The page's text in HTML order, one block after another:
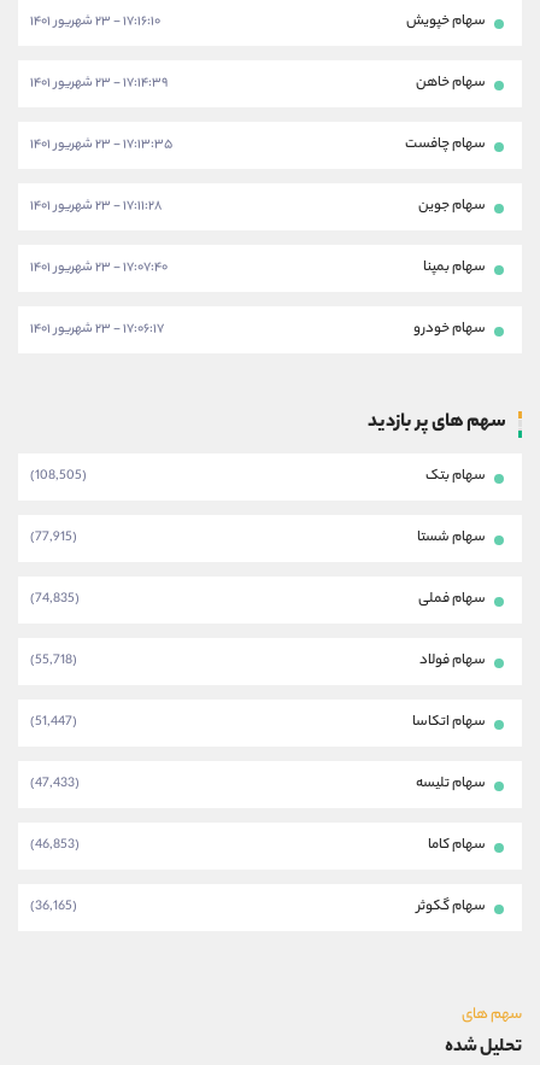
سهام خپویش ۱۷:۱۶:۱۰ - ۲۳ شهریور ۱۴۰۱
سهام خاهن ۱۷:۱۴:۳۹ - ۲۳ شهریور ۱۴۰۱
سهام چافست ۱۷:۱۳:۳۵ - ۲۳ شهریور ۱۴۰۱
سهام جوین ۱۷:۱۱:۲۸ - ۲۳ شهریور ۱۴۰۱
سهام بمپنا ۱۷:۰۷:۴۰ - ۲۳ شهریور ۱۴۰۱
سهام خودرو ۱۷:۰۶:۱۷ - ۲۳ شهریور ۱۴۰۱
سهم های پر بازدید
سهام بتک (108,505)
سهام شستا (77,915)
سهام فملی (74,835)
سهام فولاد (55,718)
سهام اتکاسا (51,447)
سهام تلیسه (47,433)
سهام کاما (46,853)
سهام گکوثر (36,165)
سهم های
تحلیل شده